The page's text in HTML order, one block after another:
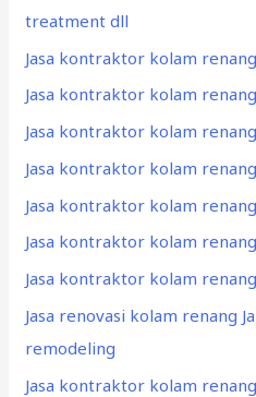
treatment dll
Jasa kontraktor kolam
Jasa kontraktor kolam
Jasa kontraktor kolam
Jasa kontraktor kolam
Jasa kontraktor kolam
Jasa kontraktor kolam
Jasa kontraktor kolam
Jasa renovasi kolam renang
remodeling
Jasa kontraktor kolam